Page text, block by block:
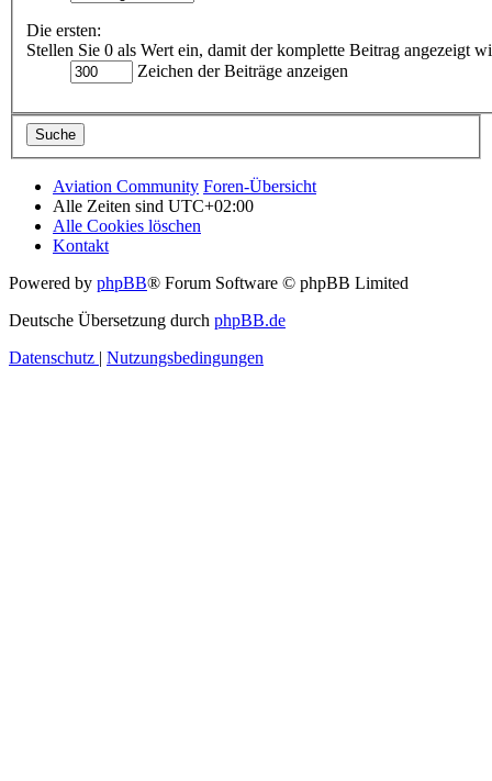
Die ersten:
Stellen Sie 0 als Wert ein, damit der komplette Beitrag angezeigt
Zeichen der Beiträge anzeigen
Aviation Community Foren-Übersicht
Alle Zeiten sind UTC+02:00
Alle Cookies löschen
Kontakt
Powered by phpBB® Forum Software © phpBB Limited
Deutsche Übersetzung durch phpBB.de
Datenschutz | Nutzungsbedingungen